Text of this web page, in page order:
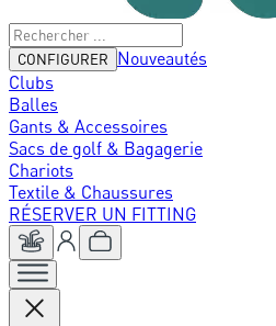
CONFIGURER
Nouveautés
Clubs
Balles
Gants & Accessoires
Sacs de golf & Bagagerie
Chariots
Textile & Chaussures
RÉSERVER UN FITTING